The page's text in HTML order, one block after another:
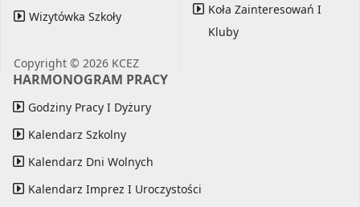
Wizytówka Szkoły
Copyright © 2026 KCEZ
Koła Zainteresowań I
Kluby
HARMONOGRAM PRACY
Godziny Pracy I Dyżury
Kalendarz Szkolny
Kalendarz Dni Wolnych
Kalendarz Imprez I Uroczystości